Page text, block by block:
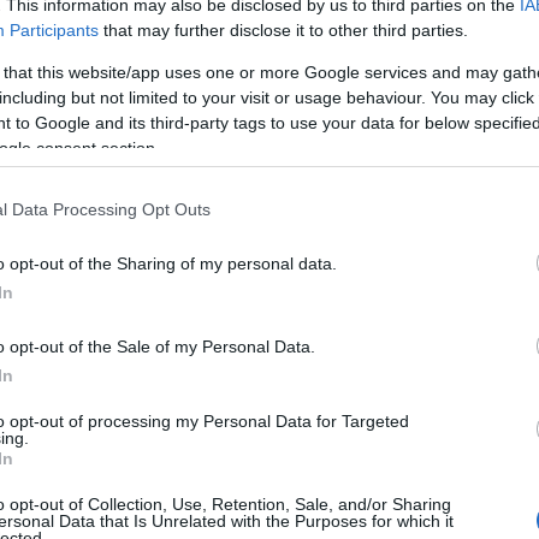
This information may also be disclosed by us to third parties on the
Participants that may further disclose it to other third parties.
that this website/app uses one or more Google services and may
but not limited to your visit or usage behaviour. You may
to Google and its third-party tags to use your data for below
consent section.
Data Processing Opt Outs
opt-out of the Sharing of my personal data.
opt-out of the Sale of my Personal Data.
opt-out of processing my Personal Data for Targeted
opt-out of Collection, Use, Retention, Sale, and/or Sharing
Data that Is Unrelated with the Purposes for which it
και Διαχείρισης Φυσικών Καταστροφών
μου Καθηγητή στο ΕΚΠΑ- στο πλαίσιο
υπογράψει ο Δήμος Κύμης – Αλιβερίου
Αθηνών, για την ενίσχυση της
μας.
των ειδικών σχεδίων αντιμετώπισης
2», ενώ θα εκπονηθούν
και σχέδια διαχείρισης έκτακτων αναγκών.
του, γεωλόγος και πατριώτης μας κ.
παραγωγική συνεργασία με τον κ. Λέκκα